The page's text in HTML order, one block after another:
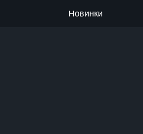
Новинки